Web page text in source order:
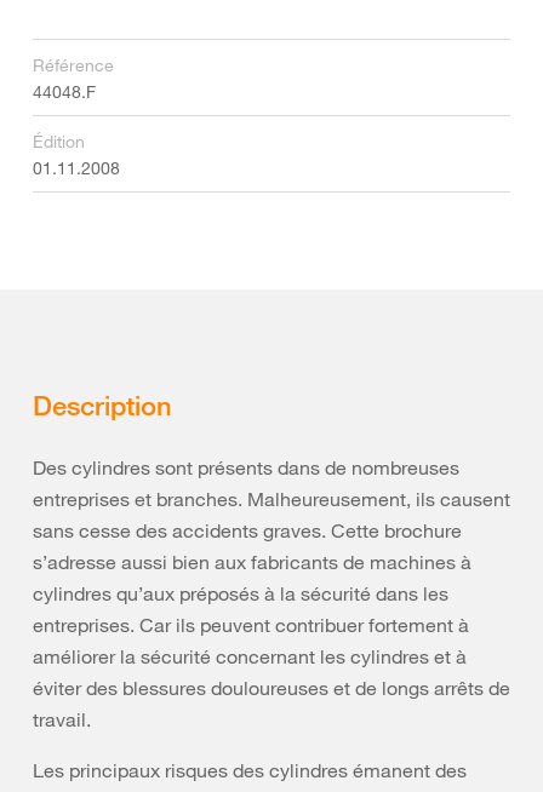
Référence
44048.F
Édition
01.11.2008
Description
Des cylindres sont présents dans de nombreuses
entreprises et branches. Malheureusement, ils causent
sans cesse des accidents graves. Cette brochure
s’adresse aussi bien aux fabricants de machines à
cylindres qu’aux préposés à la sécurité dans les
entreprises. Car ils peuvent contribuer fortement à
améliorer la sécurité concernant les cylindres et à
éviter des blessures douloureuses et de longs arrêts de
travail.
Les principaux risques des cylindres émanent des